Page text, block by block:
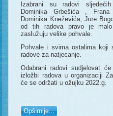
Izabrani su radovi
Dominika Grbešića ,
Dominika Kneževića, Jure
od tih radova pravo je
zaslužuju velike pohvale.
Pohvale i svima ostalima koji
radove za natjecanje.
Odabrani radovi sudjelovat
izložbi radova u organizaciji
će se održati u ožujku 2022.g.
Opširnije...